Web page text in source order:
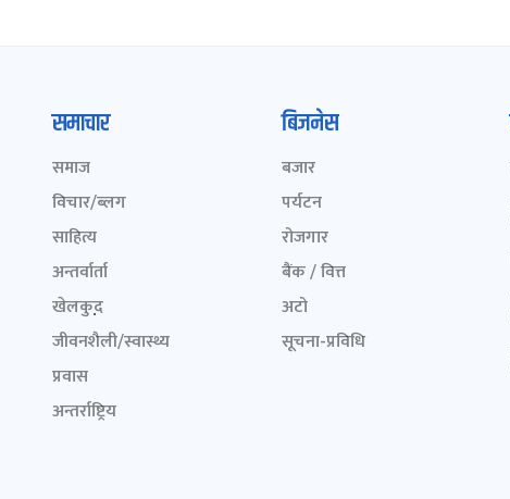
समाचार
समाज
विचार/ब्लग
साहित्य
अन्तर्वार्ता
खेलकुद़़
जीवनशैली/स्वास्थ्य
प्रवास
अन्तर्राष्ट्रिय
बिजनेस
बजार
पर्यटन
रोजगार
बैंक / वित्त
अटो
सूचना-प्रविधि